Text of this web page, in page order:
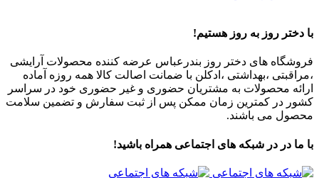
با دختر روز به روز هستیم!
فروشگاه های دختر روز بندرعباس عرضه کننده محصولات آرایشی
،مراقبتی ،بهداشتی ،ادکلن با ضمانت اصالت کالا همه روزه آماده
ارائه محصولات به مشتریان حضوری و غیر حضوری خود در سراسر
کشور در کمترین زمان ممکن پس از ثبت سفارش و تضمین سلامت
محصول می باشند.
با ما در در شبکه های اجتماعی همراه باشید!